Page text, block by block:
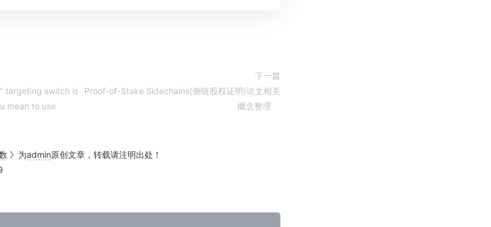
targeting switch is
mean to use
下一篇
Proof-of-Stake Sidechains(侧链股权证明)论文相关
概念整理
》为admin原创文章，转载请注明出处！